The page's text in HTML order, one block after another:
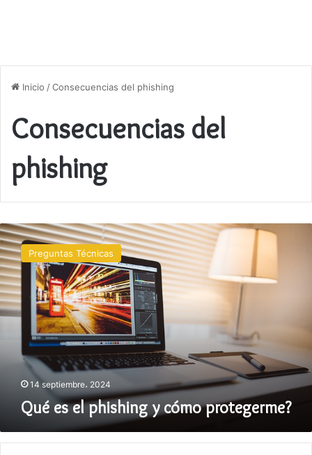
Inicio /Consecuencias del phishing
Consecuencias del
phishing
Qué
es
el
phishing
y
cómo
protegerme?
Preguntas Técnicas
14 septiembre، 2024
Qué es el phishing y cómo protegerme?